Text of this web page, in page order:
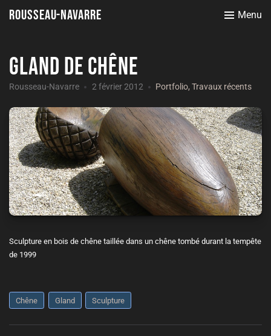
Rousseau-Navarre Menu
Gland de chêne
Rousseau-Navarre 2 février 2012 Portfolio, Travaux récents
Sculpture en bois de chêne taillée dans un chêne tombé durant la tempête
de 1999
Chêne Gland Sculpture